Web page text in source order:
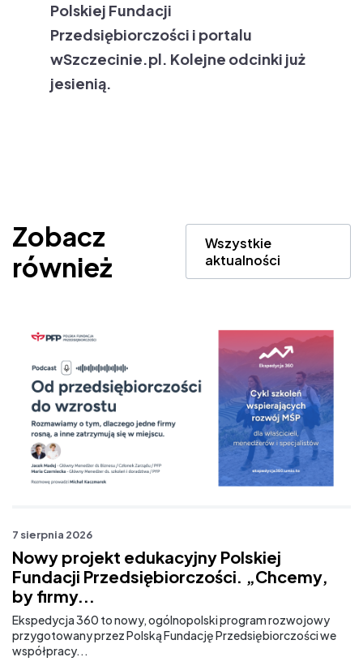
Polskiej Fundacji
Przedsiębiorczości i portalu
wSzczecinie.pl. Kolejne odcinki już
jesienią.
Zobacz
również
Wszystkie
aktualności
7 sierpnia 2026
Nowy projekt edukacyjny Polskiej
Fundacji Przedsiębiorczości. „Chcemy,
by firmy...
Ekspedycja 360 to nowy, ogólnopolski program rozwojowy
przygotowany przez Polską Fundację Przedsiębiorczości we
współpracy...